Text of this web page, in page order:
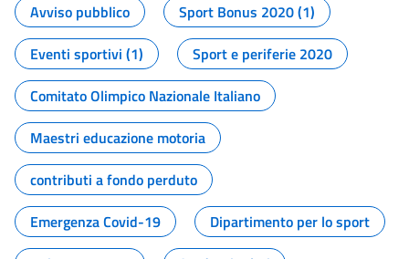
Avviso pubblico
Sport Bonus 2020 (1)
Eventi sportivi (1)
Sport e periferie 2020
Comitato Olimpico Nazionale Italiano
Maestri educazione motoria
contributi a fondo perduto
Emergenza Covid-19
Dipartimento per lo sport